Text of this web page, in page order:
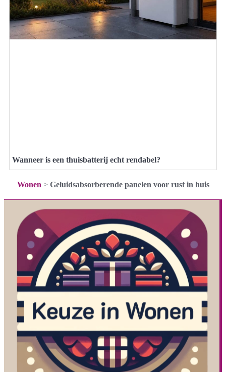
Wanneer is een thuisbatterij echt rendabel?
Wonen > Geluidsabsorberende panelen voor rust in huis